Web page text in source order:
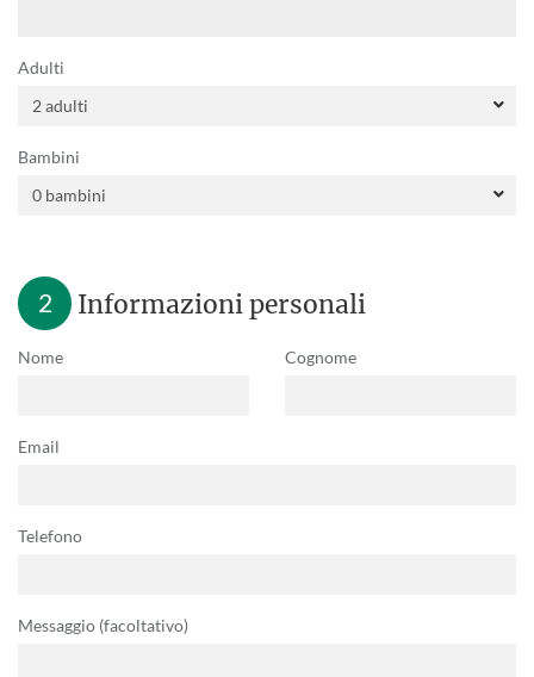
Adulti
Bambini
2 Informazioni personali
Nome Cognome
Email
Telefono
Messaggio (facoltativo)